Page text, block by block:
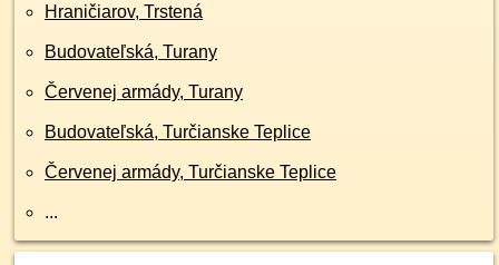
Hraničiarov, Trstená
Budovateľská, Turany
Červenej armády, Turany
Budovateľská, Turčianske Teplice
Červenej armády, Turčianske Teplice
...